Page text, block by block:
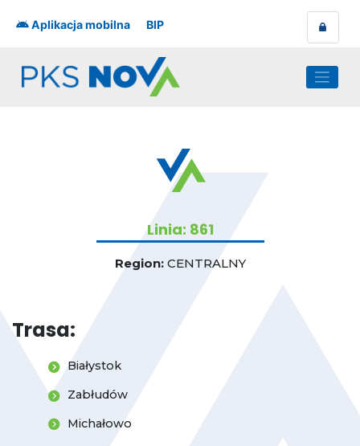
Aplikacja mobilna BIP
Linia: 861
Region:CENTRALNY
Trasa:
Białystok
Zabłudów
Michałowo